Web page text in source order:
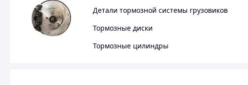
Детали тормозной системы грузовиков
Тормозные диски
Тормозные цилиндры